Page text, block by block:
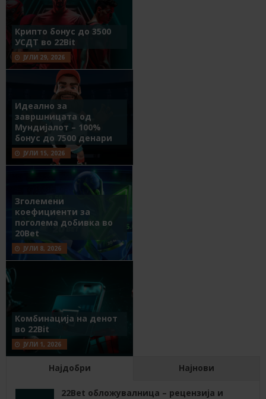
Крипто бонус до 3500
УСДТ во 22Bit
ЈУЛИ 29, 2026
Идеално за
завршницата од
Мундијалот – 100%
бонус до 7500 денари
ЈУЛИ 15, 2026
Зголемени
коефициенти за
поголема добивка во
20Bet
ЈУЛИ 8, 2026
Комбинација на денот
во 22Bit
ЈУЛИ 1, 2026
Најдобри Најнови
22Bet обложувалница – рецензија и